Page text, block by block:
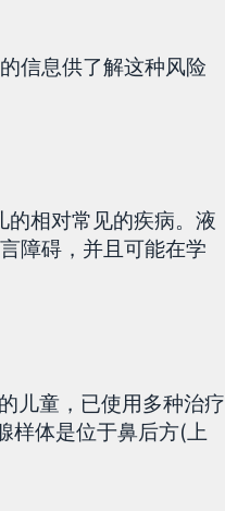
信息供了解这种风险
的相对常见的疾病。液
障碍，并且可能在学
儿童，已使用多种治疗
样体是位于鼻后方(上